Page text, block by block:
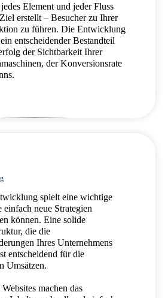
Element und jeder Fluss
erstellt – Besucher zu Ihrer
zu führen. Die Entwicklung
entscheidender Bestandteil
der Sichtbarkeit Ihrer
der Konversionsrate
spielt eine wichtige
neue Strategien
können. Eine solide
die die
Ihres Unternehmens
entscheidend für die
Umsätzen.
machen das